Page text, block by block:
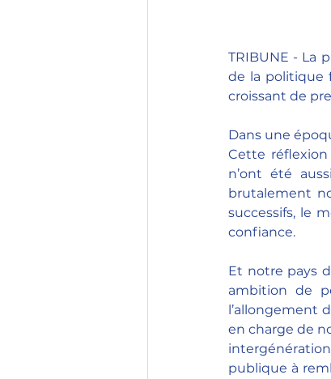
TRIBUNE - La
de la politique
croissant de
Dans une
Cette réflexion
n’ont été
brutalement
successifs, le
confiance.
Et notre pays
ambition de
l’allongement
en charge de
publique à